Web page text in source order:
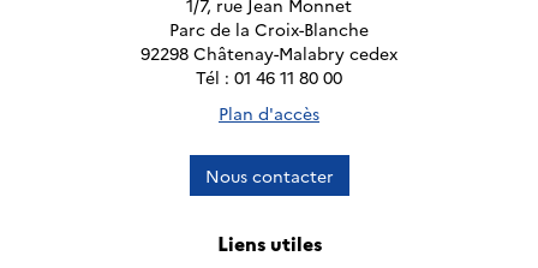
1/7, rue Jean Monnet
Parc de la Croix-Blanche
92298 Châtenay-Malabry cedex
Tél : 01 46 11 80 00
Plan d'accès
Nous contacter
Liens utiles